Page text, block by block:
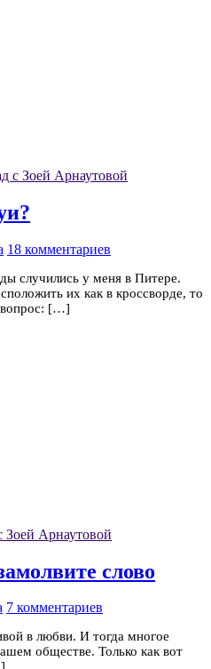
с Зоей Арнаутовой
18 комментариев
случились у меня в Питере.
их как в кроссворде, то
вопрос: […]
Зоей Арнаутовой
слово
7 комментариев
в любви. И тогда многое
обществе. Только как вот